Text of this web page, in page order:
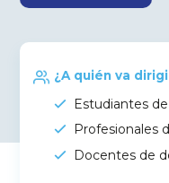
¿A quién va
Estudiantes
Profesionales
Docentes de